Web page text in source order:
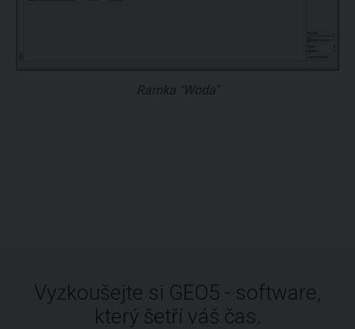
Ramka "Woda"
Vyzkoušejte si GEO5 - software,
který šetří váš čas.